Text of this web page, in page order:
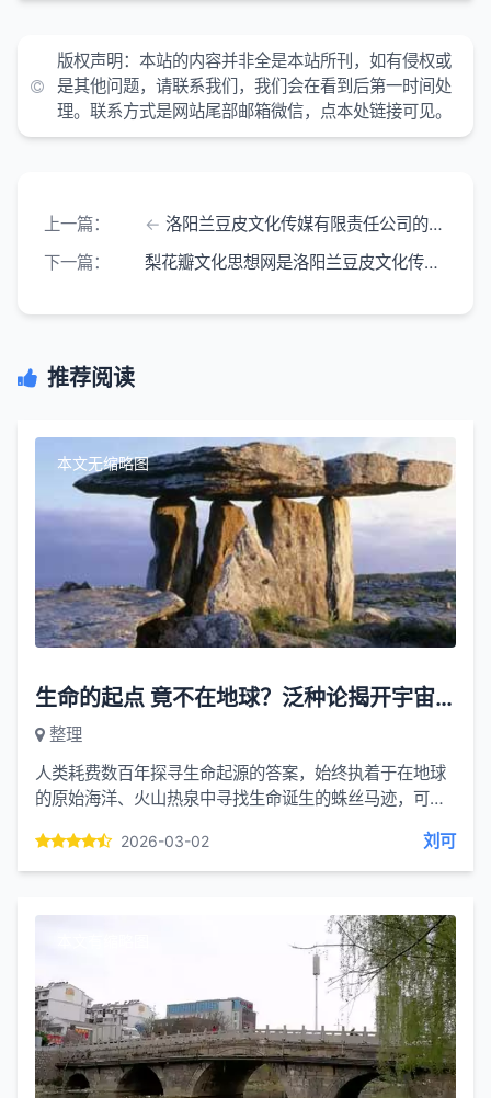
版权声明： 本站的内容并非全是本站所刊，如有侵权或
是其他问题，请联系我们，我们会在看到后第一时间处
理。联系方式是网站尾部邮箱微信，点本处链接可见。
上一篇：
洛阳兰豆皮文化传媒有限责任公司的经营范围和组织机构代码
下一篇：
梨花瓣文化思想网是洛阳兰豆皮文化传媒有限责任公司旗下网站
推荐阅读
本文无缩略图
生命的起点 竟不在地球？泛种论揭开宇宙生命传播的硬核真相
整理
人类耗费数百年探寻生命起源的答案，始终执着于在地球
的原始海洋、火山热泉中寻找生命诞生的蛛丝马迹，可
—— 火星...
2026-03-02 刘可